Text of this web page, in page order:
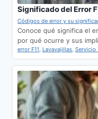
Significado del Error
Códigos de error y su
Conoce qué significa el
por qué ocurre y sus
error F11, Lavavajillas, Servicio